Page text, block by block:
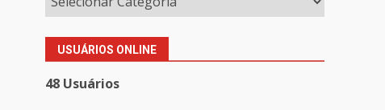
USUÁRIOS ONLINE
48 Usuários